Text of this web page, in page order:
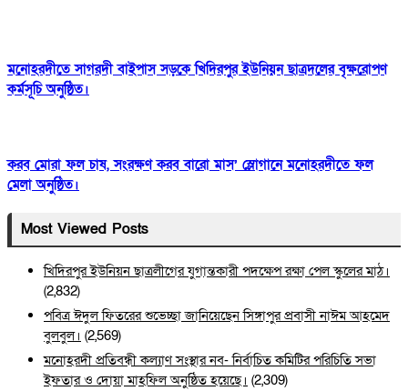
মনোহরদীতে সাগরদী বাইপাস সড়কে খিদিরপুর ইউনিয়ন ছাত্রদলের বৃক্ষরোপণ
কর্মসূচি অনুষ্ঠিত।
করব মোরা ফল চাষ, সংরক্ষণ করব বারো মাস’ স্লোগানে মনোহরদীতে ফল
মেলা অনুষ্ঠিত।
Most Viewed Posts
খিদিরপুর ইউনিয়ন ছাত্রলীগের যুগান্তকারী পদক্ষেপ রক্ষা পেল স্কুলের মাঠ।
(2,832)
পবিত্র ঈদুল ফিতরের শুভেচ্ছা জানিয়েছেন সিঙ্গাপুর প্রবাসী নাঈম আহমেদ
বুলবুল। (2,569)
মনোহরদী প্রতিবন্ধী কল্যাণ সংস্থার নব- নির্বাচিত কমিটির পরিচিতি সভা
ইফতার ও দোয়া মাহফিল অনুষ্ঠিত হয়েছে। (2,309)